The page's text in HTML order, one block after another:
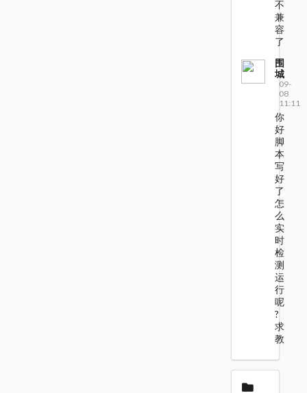
不
兼
容
了
围
城
09-
08
11:11
你
好
脚
本
写
好
了
怎
么
实
时
检
测
运
行
呢
?
求
教